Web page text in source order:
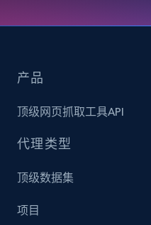
Title, Popularity,
Free datasets
3.4K+
产品
顶级网页抓取工具API
代理类型
顶级数据集
项目